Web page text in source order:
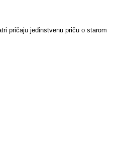
pričaju jedinstvenu priču o starom